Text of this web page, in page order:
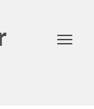
Toggle